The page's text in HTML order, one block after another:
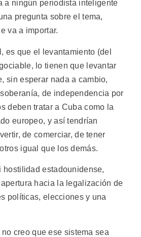
a ningún periodista inteligente
pregunta sobre el tema,
va a importar.
es que el levantamiento (del
lo tienen que levantar
sin esperar nada a cambio,
de independencia por
deben tratar a Cuba como la
europeo, y así tendrían
de comerciar, de tener
igual que los demás.
hostilidad estadounidense,
hacia la legalización de
políticas, elecciones y una
creo que ese sistema sea